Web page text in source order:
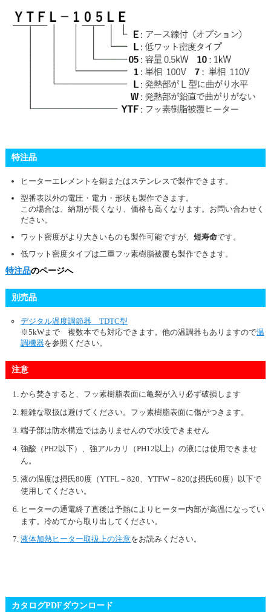
特注品
ヒーターエレメントを銅またはステンレスで製作できます。
型番表以外の電圧・電力・形状も製作できます。
この場合は、納期が長くなり、価格も高くなります。お問い合わせく
ださい。
ワット密度がより大きいものも製作可能ですが、 短寿命です。
低ワット密度タイプは二重フッ素樹脂被覆も製作できます。
特注品のページへ
別売品
デジタル温度調節器 TDTC型
※5kWまで 複数本でも対応できます。他の温調器もありますので温
調機器を参照ください。
注意
から焚きすると、フッ素樹脂表面に亀裂が入り必ず破損します
粗雑な取扱は避けてください。フッ素樹脂表面に傷がつきます。
端子部は防水構造ではありませんので水没できません
強酸（PH2以下）、強アルカリ（PH12以上）の液には使用できませ
ん。
液の温度は摂氏80度（YTFL－820、YTFW－820は摂氏60度）以下で
使用してください。
ヒーターの通電終了直後は予熱によりヒーター内部が高温になってい
ます。冷めてから取り出してください。
液体加熱ヒーター取扱上の注意をお読みください。
カタログPDFダウンロード